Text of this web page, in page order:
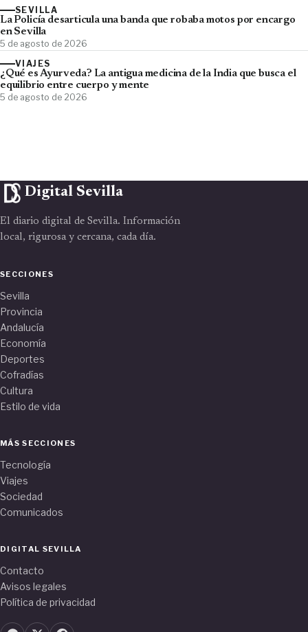
SEVILLA
La Policía desarticula una banda que robaba motos por encargo
en Sevilla
5 de agosto de 2026
VIAJES
¿Qué es Ayurveda? La antigua medicina de la India que busca el
equilibrio entre cuerpo y mente
5 de agosto de 2026
Digital Sevilla
El diario digital de Sevilla. Información
local, rigurosa y cercana, cada día.
SECCIONES
Sevilla
Provincia
Andalucía
Economía
Deportes
Cofradías
Cultura
Estilo de vida
MÁS SECCIONES
Tecnología
Viajes
Sociedad
Comunicados
DIGITAL SEVILLA
Contacto
Avisos legales
Política de privacidad